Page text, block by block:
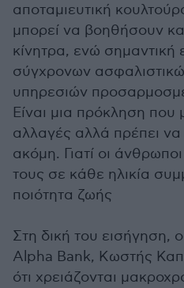
αποταμιευτική
μπορεί να βοηθήσουν
κίνητρα, ενώ σημαντική
σύγχρονων
υπηρεσιών
Είναι μια πρόκληση που
αλλαγές αλλά πρέπει
ακόμη. Γιατί οι
τους σε κάθε ηλικία
ποιότητα ζωής
Στη δική του εισήγηση,
Alpha Bank, Kωστής
ότι χρειάζονται